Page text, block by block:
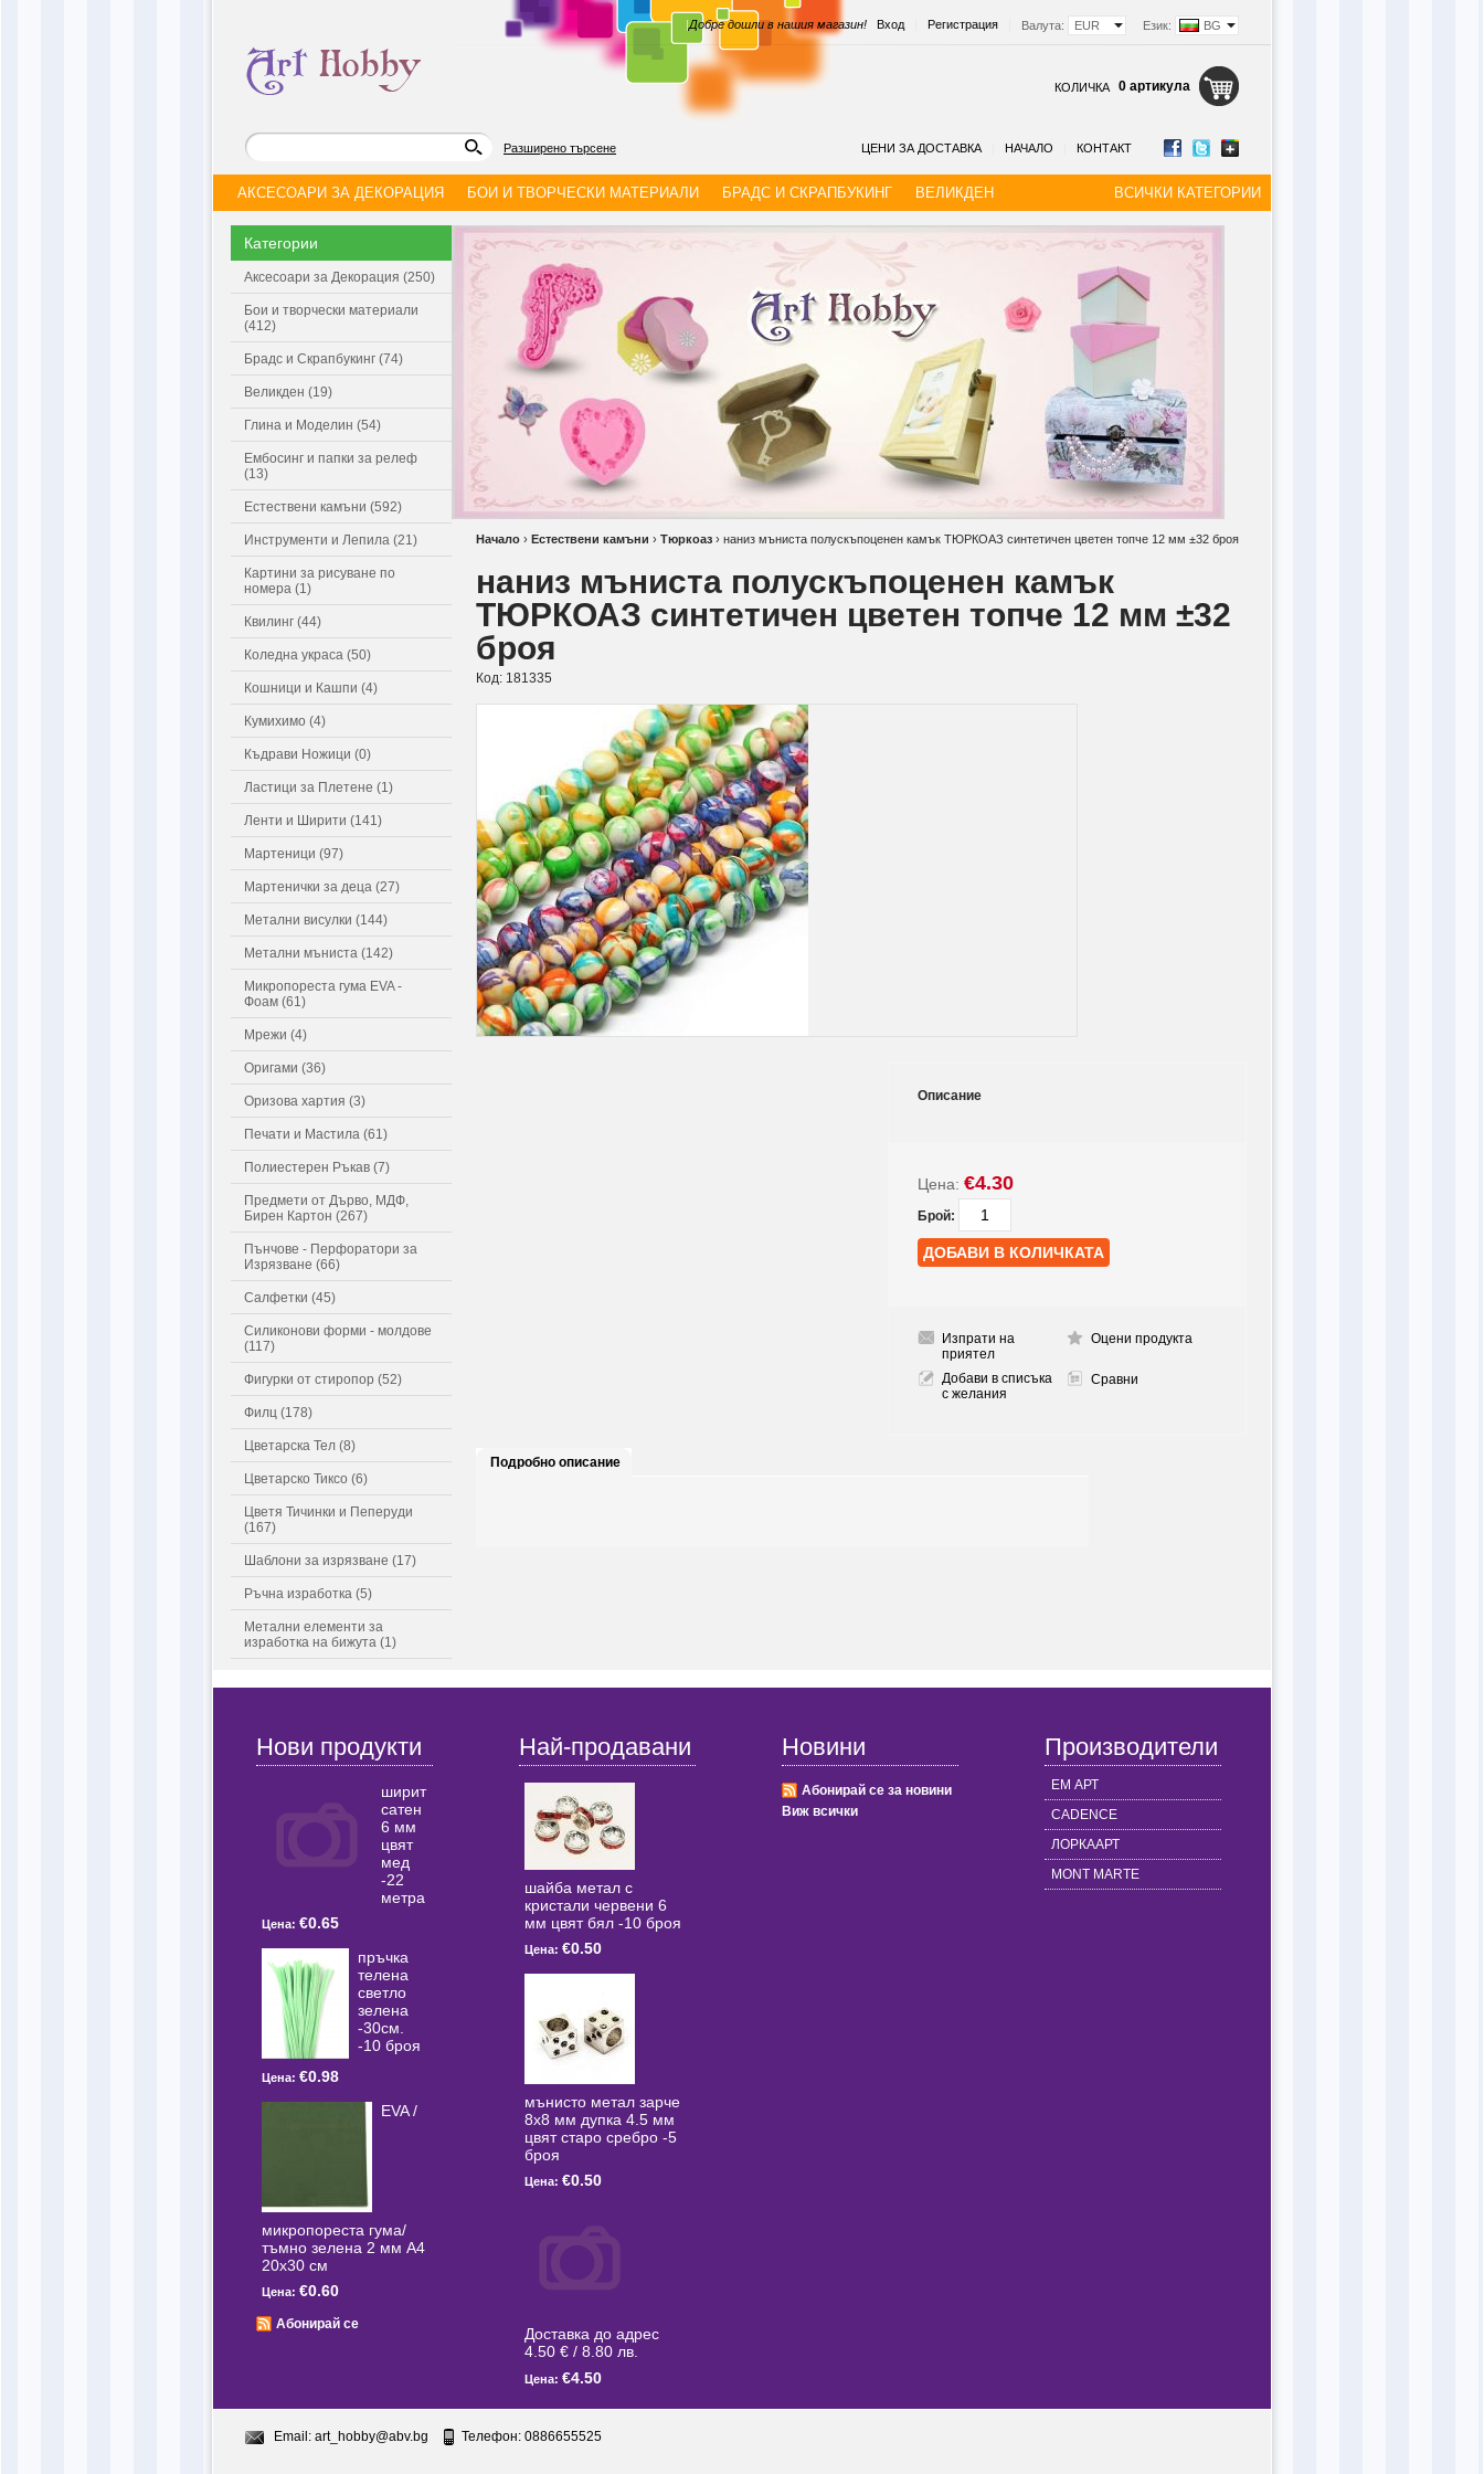
Език: BG
Валута: EUR
Вход Регистрация
Добре дошли в нашия магазин!
|
КОЛИЧКА 0 артикула
Разширено търсене ЦЕНИ ЗА ДОСТАВКА НАЧАЛО КОНТАКТ
АКСЕСОАРИ ЗА ДЕКОРАЦИЯ БОИ И ТВОРЧЕСКИ МАТЕРИАЛИ БРАДС И СКРАПБУКИНГ ВЕЛИКДЕН ВСИЧКИ КАТЕГОРИИ
Категории
Аксесоари за Декорация (250)
Бои и творчески материали
(412)
Брадс и Скрапбукинг (74)
Великден (19)
Глина и Моделин (54)
Ембосинг и папки за релеф
(13)
Естествени камъни (592)
Инструменти и Лепила (21)
Картини за рисуване по
номера (1)
Квилинг (44)
Коледна украса (50)
Кошници и Кашпи (4)
Кумихимо (4)
Къдрави Ножици (0)
Ластици за Плетене (1)
Ленти и Ширити (141)
Мартеници (97)
Мартенички за деца (27)
Метални висулки (144)
Метални мъниста (142)
Микропореста гума EVA -
Фоам (61)
Мрежи (4)
Оригами (36)
Оризова хартия (3)
Печати и Мастила (61)
Полиестерен Ръкав (7)
Предмети от Дърво, МДФ,
Бирен Картон (267)
Пънчове - Перфоратори за
Изрязване (66)
Салфетки (45)
Силиконови форми - молдове
(117)
Фигурки от стиропор (52)
Филц (178)
Цветарска Тел (8)
Цветарско Тиксо (6)
Цветя Тичинки и Пеперуди
(167)
Шаблони за изрязване (17)
Ръчна изработка (5)
Метални елементи за
изработка на бижута (1)
Начало › Естествени камъни › Тюркоаз › наниз мъниста полускъпоценен камък ТЮРКОАЗ синтетичен цветен топче 12 мм ±32 броя
наниз мъниста полускъпоценен камък
ТЮРКОАЗ синтетичен цветен топче 12 мм ±32
броя
Код: 181335
Описание
Цена: €4.30
Брой:
Изпрати на
приятел
Оцени продукта
Добави в списъка
с желания
Сравни
Подробно описание
Нови продукти
ширит
сатен
6 мм
цвят
мед
-22
метра
Цена: €0.65
пръчка
телена
светлo
зелена
-30см.
-10 броя
Цена: €0.98
EVA /
микропореста гума/
тъмно зелена 2 мм А4
20x30 см
Цена: €0.60
Абонирай се
Най-продавани
шайба метал с
кристали червени 6
мм цвят бял -10 броя
Цена: €0.50
мънисто метал зарче
8x8 мм дупка 4.5 мм
цвят старо сребро -5
броя
Цена: €0.50
Доставка до адрес
4.50 € / 8.80 лв.
Цена: €4.50
Новини
Абонирай се за новини
Виж всички
Производители
ЕМ АРТ
CADENCE
ЛОРКААРТ
MONT MARTE
Email: art_hobby@abv.bg Телефон: 0886655525